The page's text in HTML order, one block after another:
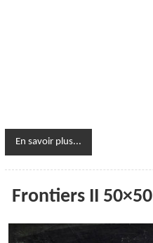
En savoir plus...
Frontiers II 50×50